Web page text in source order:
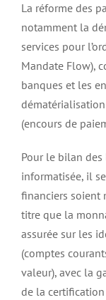
La réforme des
notamment la
services pour
Mandate Flow),
banques et les
(encours de
Pour le bilan
informatisée, il
financiers soient
titre que la
assurée sur les
(comptes
valeur), avec la
de la